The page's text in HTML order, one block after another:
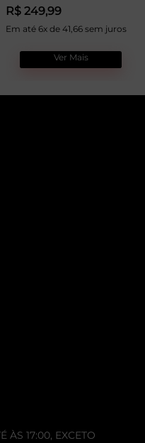
R$ 249,99
Em até 6x de 41,66 sem juros
Ver Mais
ÀS 17:00, EXCETO